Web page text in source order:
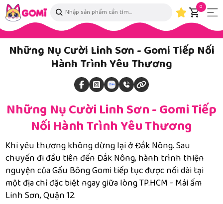
0
Những Nụ Cười Linh Sơn - Gomi Tiếp Nối
Hành Trình Yêu Thương
Những Nụ Cười Linh Sơn - Gomi Tiếp
Nối Hành Trình Yêu Thương
Khi yêu thương không dừng lại ở Đắk Nông. Sau
chuyến đi đầu tiên đến Đắk Nông, hành trình thiện
nguyện của Gấu Bông Gomi tiếp tục được nối dài tại
một địa chỉ đặc biệt ngay giữa lòng TP.HCM - Mái ấm
Linh Sơn, Quận 12.